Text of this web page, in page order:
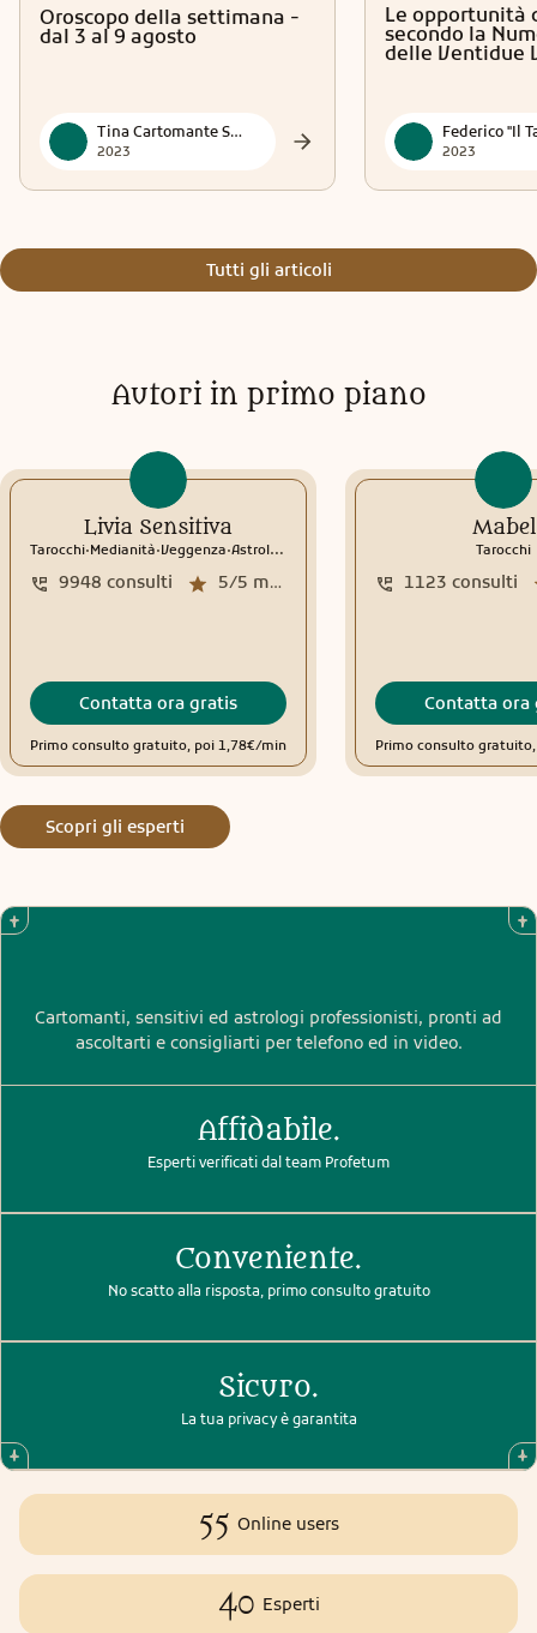
Oroscopo della settimana -
dal 3 al 9 agosto
Tina Cartomante Sensitiva
2023
Le opportunità
secondo la
delle Ventidue
2023
Tutti gli articoli
Autori in primo piano
Livia Sensitiva
Tarocchi.Medianità.Veggenza.Astrologia Rune
5/5 media recensioni
9948 consulti
Contatta ora gratis
Primo consulto gratuito, poi 1,78€/min
Mabel
Tarocchi
1123 consulti
Contatta ora
Primo consulto
Scopri gli esperti
Cartomanti, sensitivi ed astrologi professionisti, pronti ad
ascoltarti e consigliarti per telefono ed in video.
Affidabile.
Esperti verificati dal team Profetum
Conveniente.
No scatto alla risposta, primo consulto gratuito
Sicuro.
La tua privacy è garantita
55 Online users
40 Esperti